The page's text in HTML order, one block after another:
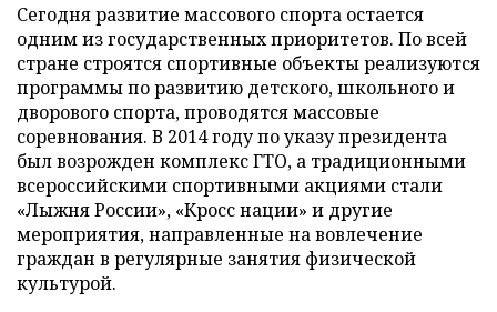
Сегодня развитие массового спорта остается
одним из государственных приоритетов. По всей
стране строятся спортивные объекты реализуются
программы по развитию детского, школьного и
дворового спорта, проводятся массовые
соревнования. В 2014 году по указу президента
был возрожден комплекс ГТО, а традиционными
всероссийскими спортивными акциями стали
«Лыжня России», «Кросс нации» и другие
мероприятия, направленные на вовлечение
граждан в регулярные занятия физической
культурой.